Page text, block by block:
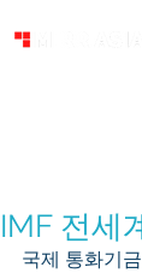
IMF 전세
국제 통화기